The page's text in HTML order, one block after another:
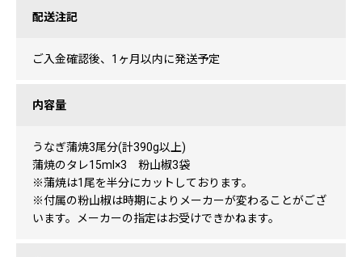
配送注記
ご入金確認後、1ヶ月以内に発送予定
内容量
うなぎ蒲焼3尾分(計390g以上)
蒲焼のタレ15ml×3 粉山椒3袋
※蒲焼は1尾を半分にカットしております。
※付属の粉山椒は時期によりメーカーが変わることがござ
います。メーカーの指定はお受けできかねます。